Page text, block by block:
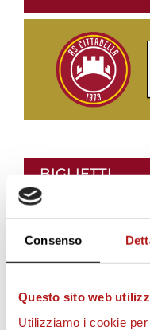
Consenso
Questo sito web
Utilizziamo i cookie
BIGLIETTI